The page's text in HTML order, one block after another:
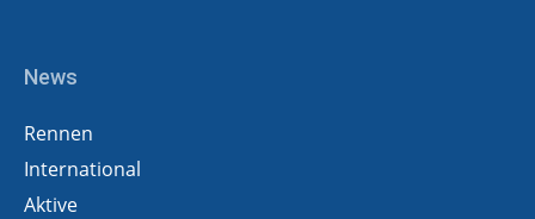
News
Rennen
International
Aktive